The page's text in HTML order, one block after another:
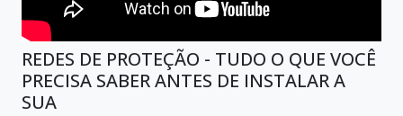
REDES DE PROTEÇÃO - TUDO O QUE VOCÊ
PRECISA SABER ANTES DE INSTALAR A
SUA